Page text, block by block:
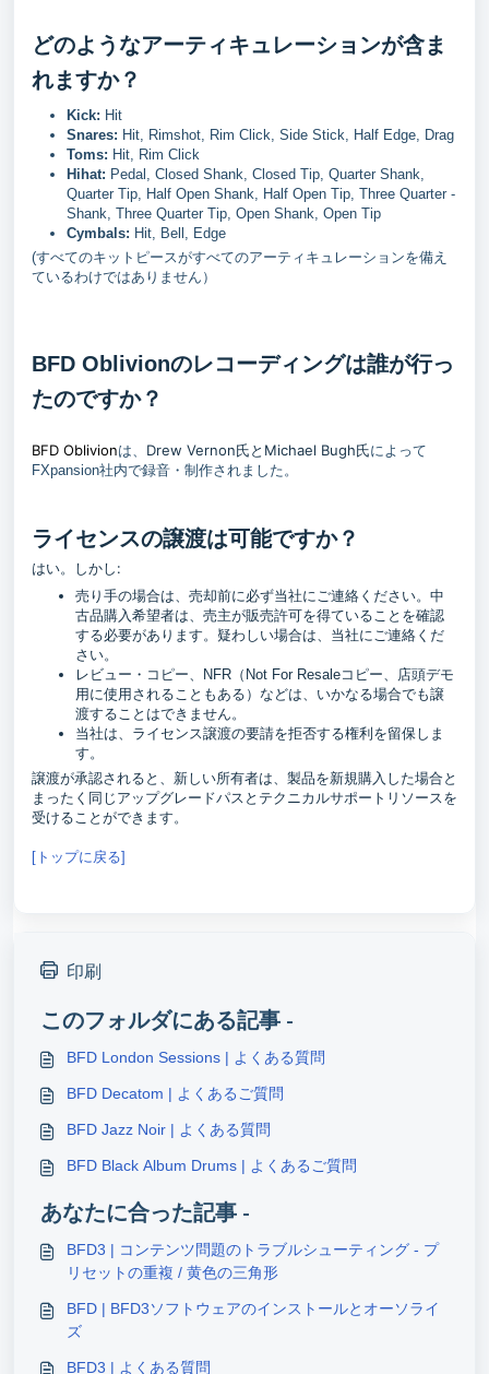
どのようなアーティキュレーションが含ま
れますか？
Kick: Hit
Snares: Hit, Rimshot, Rim Click, Side Stick, Half Edge, Drag
Toms: Hit, Rim Click
Hihat: Pedal, Closed Shank, Closed Tip, Quarter Shank,
Quarter Tip, Half Open Shank, Half Open Tip, Three Quarter -
Shank, Three Quarter Tip, Open Shank, Open Tip
Cymbals: Hit, Bell, Edge
(すべてのキットピースがすべてのアーティキュレーションを備え
ているわけではありません）
BFD Oblivionのレコーディングは誰が行っ
たのですか？
BFD Oblivionは、 Drew Vernon氏とMichael Bugh氏によって
FXpansion社内で録音・制作されました。
ライセンスの譲渡は可能ですか？
はい。しかし:
売り手の場合は、売却前に必ず当社にご連絡ください。中
古品購入希望者は、売主が販売許可を得ていることを確認
する必要があります。疑わしい場合は、当社にご連絡くだ
さい。
レビュー・コピー、NFR（Not For Resaleコピー、店頭デモ
用に使用されることもある）などは、いかなる場合でも譲
渡することはできません。
当社は、ライセンス譲渡の要請を拒否する権利を留保しま
す。
譲渡が承認されると、新しい所有者は、製品を新規購入した場合と
まったく同じアップグレードパスとテクニカルサポートリソースを
受けることができます。
[トップに戻る]
印刷
このフォルダにある記事 -
BFD London Sessions | よくある質問
BFD Decatom | よくあるご質問
BFD Jazz Noir | よくある質問
BFD Black Album Drums | よくあるご質問
あなたに合った記事 -
BFD3 | コンテンツ問題のトラブルシューティング - プ
リセットの重複 / 黄色の三角形
BFD | BFD3ソフトウェアのインストールとオーソライ
ズ
BFD3 | よくある質問